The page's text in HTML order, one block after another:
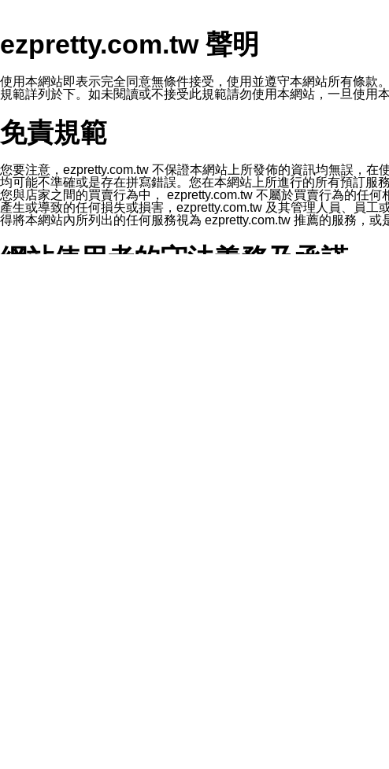
本公司/本服務將以通知型訊息傳送重要訊息給您。即使未加入本公
本公司/本服務傳送之通知型訊息以對您有效且重要的訊息為限，
2.該 LINE 帳號已在 LINE APP 設定中，同意接收通知型訊息。
3.LINE 帳號未封鎖傳送訊息之 LINE 官方帳號。
欲變更通知型訊息的設定，操作如下：
1.點選「主頁」＞「設定」
2.點選「隱私設定」
3.點選「提供使用資料」
5.開關「接收LINE通知型訊息」
❗️關閉「接收通知型訊息」後，將不會接收到來自任何企業官方帳
ezpretty.com.tw 聲明
使用本網站即表示完全同意無條件接受，使用並遵守本網站所有條款
規範詳列於下。如未閱讀或不接受此規範請勿使用本網站，一旦使用
免責規範
您要注意，ezpretty.com.tw 不保證本網站上所發佈的資訊均無誤，
均可能不準確或是存在拼寫錯誤。您在本網站上所進行的所有預訂服
您與店家之間的買賣行為中， ezpretty.com.tw 不屬於買賣行為的任
產生或導致的任何損失或損害，ezpretty.com.tw 及其管理人員、員
得將本網站內所列出的任何服務視為 ezpretty.com.tw 推薦的服務，
網站使用者的守法義務及承諾